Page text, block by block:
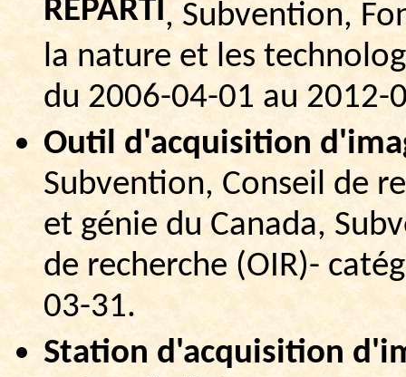
REPARTI, Subvention,
la nature et les
du 2006-04-01 au 2012-
Outil d'acquisition
Subvention, Conseil de
et génie du Canada,
de recherche (OIR)-
03-31.
Station d'acquisition